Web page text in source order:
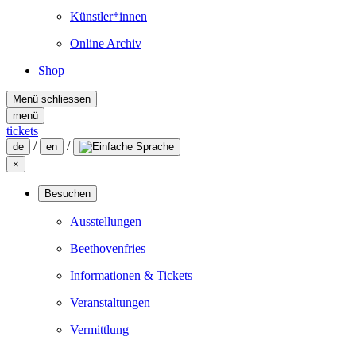
Künstler*innen
Online Archiv
Shop
Menü schliessen
menü
tickets
de / en /
×
Besuchen
Ausstellungen
Beethovenfries
Informationen & Tickets
Veranstaltungen
Vermittlung